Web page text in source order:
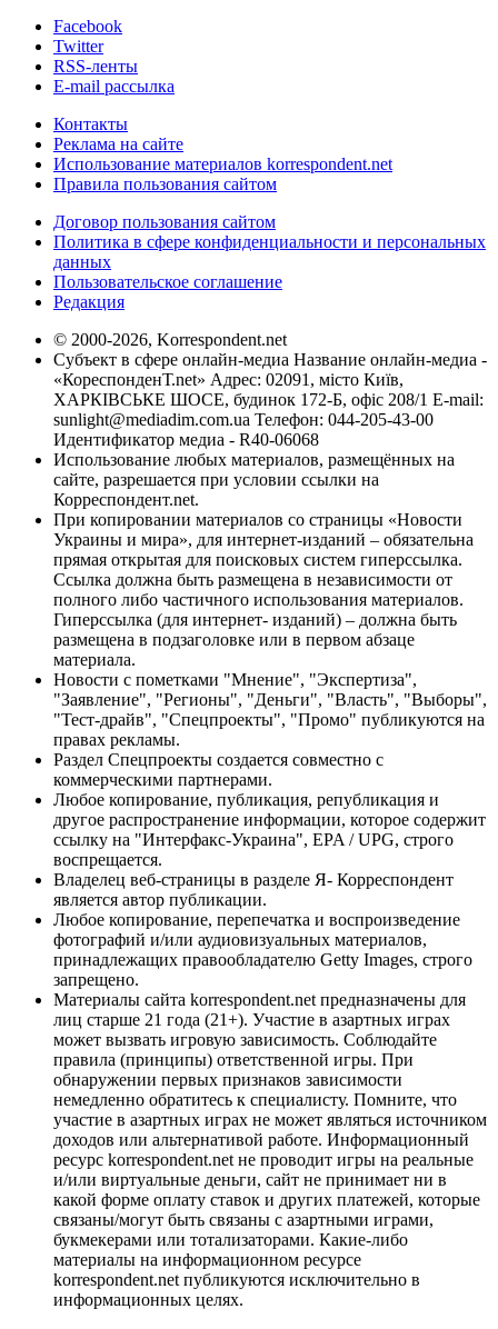
Facebook
Twitter
RSS-ленты
E-mail рассылка
Контакты
Реклама на сайте
Использование материалов korrespondent.net
Правила пользования сайтом
Договор пользования сайтом
Политика в сфере конфиденциальности и персональных
данных
Пользовательское соглашение
Редакция
© 2000-2026, Korrespondent.net
Субъект в сфере онлайн-медиа Название онлайн-медиа -
«КореспонденТ.net» Адрес: 02091, місто Київ,
ХАРКІВСЬКЕ ШОСЕ, будинок 172-Б, офіс 208/1 E-mail:
sunlight@mediadim.com.ua Телефон: 044-205-43-00
Идентификатор медиа - R40-06068
Использование любых материалов, размещённых на
сайте, разрешается при условии ссылки на
Корреспондент.net.
При копировании материалов со страницы «Новости
Украины и мира», для интернет-изданий – обязательна
прямая открытая для поисковых систем гиперссылка.
Ссылка должна быть размещена в независимости от
полного либо частичного использования материалов.
Гиперссылка (для интернет- изданий) – должна быть
размещена в подзаголовке или в первом абзаце
материала.
Новости с пометками "Мнение", "Экспертиза",
"Заявление", "Регионы", "Деньги", "Власть", "Выборы",
"Тест-драйв", "Спецпроекты", "Промо" публикуются на
правах рекламы.
Раздел Спецпроекты создается совместно с
коммерческими партнерами.
Любое копирование, публикация, републикация и
другое распространение информации, которое содержит
ссылку на "Интерфакс-Украина", EPA / UPG, строго
воспрещается.
Владелец веб-страницы в разделе Я- Корреспондент
является автор публикации.
Любое копирование, перепечатка и воспроизведение
фотографий и/или аудиовизуальных материалов,
принадлежащих правообладателю Getty Images, строго
запрещено.
Материалы сайта korrespondent.net предназначены для
лиц старше 21 года (21+). Участие в азартных играх
может вызвать игровую зависимость. Соблюдайте
правила (принципы) ответственной игры. При
обнаружении первых признаков зависимости
немедленно обратитесь к специалисту. Помните, что
участие в азартных играх не может являться источником
доходов или альтернативой работе. Информационный
ресурс korrespondent.net не проводит игры на реальные
и/или виртуальные деньги, сайт не принимает ни в
какой форме оплату ставок и других платежей, которые
связаны/могут быть связаны с азартными играми,
букмекерами или тотализаторами. Какие-либо
материалы на информационном ресурсе
korrespondent.net публикуются исключительно в
информационных целях.